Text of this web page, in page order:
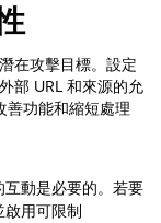
在攻擊目標。設定
部 URL 和來源的允
功能和縮短處理
動是必要的。若要
用可限制